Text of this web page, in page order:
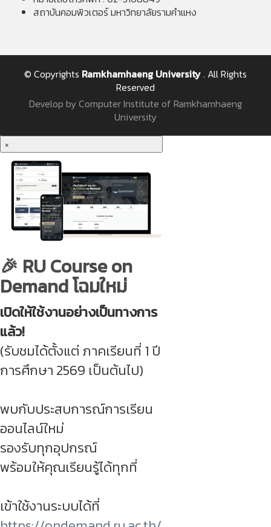
สถาบันคอมพิวเตอร์ มหาวิทยาลัยรามคำแหง
© Copyrights Ramkhamhaeng University. All Rights
Reserved
Develop by Computer Institute of Ramkhamhaeng
University
×
🎉 RU Course on
Demand โฉมใหม่
เปิดให้ใช้งานอย่างเป็นทางการ
แล้ว!
(รับชมได้ตั้งแต่ ภาคเรียนที่ 1 ปี
การศึกษา 2569 เป็นต้นไป)
พบกับประสบการณ์การเรียน
ออนไลน์ใหม่
รองรับทุกอุปกรณ์
พร้อมให้คุณเรียนรู้ได้ทุกที่
เข้าใช้งานระบบได้ที่